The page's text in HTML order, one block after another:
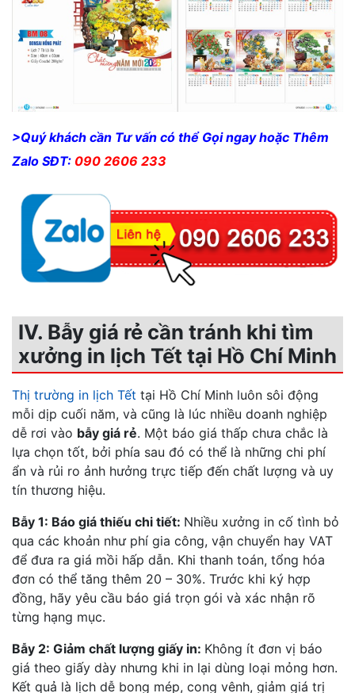
>Quý khách cần Tư vấn có thể Gọi ngay hoặc Thêm
Zalo SĐT: 090 2606 233
IV. Bẫy giá rẻ cần tránh khi tìm
xưởng in lịch Tết tại Hồ Chí Minh
Thị trường in lịch Tết tại Hồ Chí Minh luôn sôi động
mỗi dịp cuối năm, và cũng là lúc nhiều doanh nghiệp
dễ rơi vào bẫy giá rẻ. Một báo giá thấp chưa chắc là
lựa chọn tốt, bởi phía sau đó có thể là những chi phí
ẩn và rủi ro ảnh hưởng trực tiếp đến chất lượng và uy
tín thương hiệu.
Bẫy 1: Báo giá thiếu chi tiết: Nhiều xưởng in cố tình bỏ
qua các khoản như phí gia công, vận chuyển hay VAT
để đưa ra giá mồi hấp dẫn. Khi thanh toán, tổng hóa
đơn có thể tăng thêm 20 – 30%. Trước khi ký hợp
đồng, hãy yêu cầu báo giá trọn gói và xác nhận rõ
từng hạng mục.
Bẫy 2: Giảm chất lượng giấy in: Không ít đơn vị báo
giá theo giấy dày nhưng khi in lại dùng loại mỏng hơn.
Kết quả là lịch dễ bong mép, cong vênh, giảm giá trị